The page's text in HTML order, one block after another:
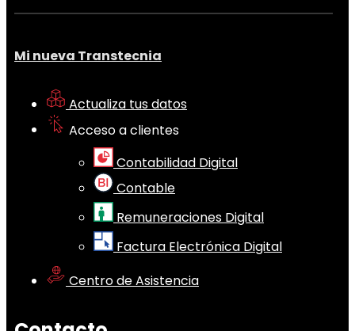
Mi nueva Transtecnia
Actualiza tus datos
Acceso a clientes
Contabilidad Digital
Contable
Remuneraciones Digital
Factura Electrónica Digital
Centro de Asistencia